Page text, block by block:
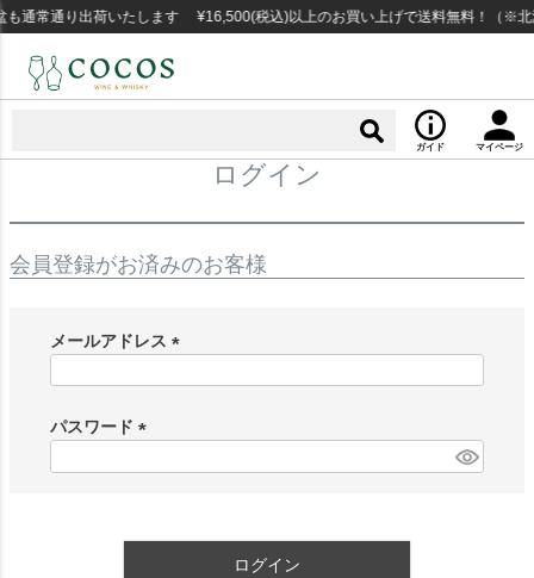
通常通り出荷いたします ¥16,500(税込)以上のお買い上げで送料無料！（※北
ガイド マイページ
ログイン
会員登録がお済みのお客様
メールアドレス
)
パスワード
ログイン